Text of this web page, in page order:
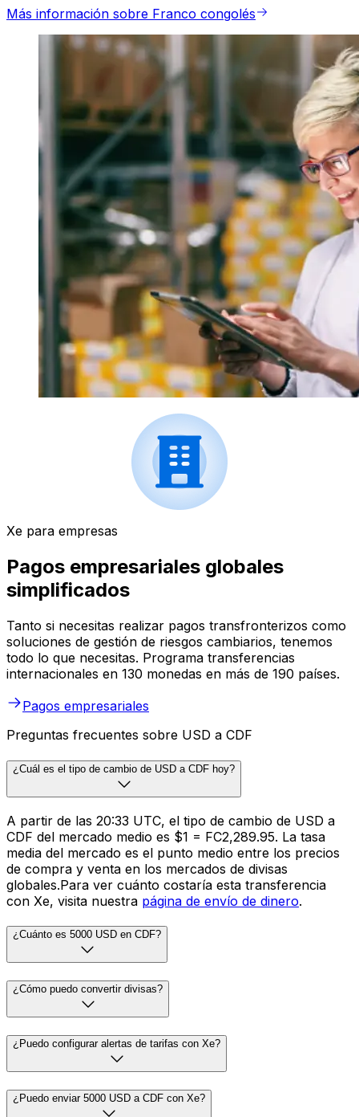
Más información sobre Franco congolés
Xe para empresas
Pagos empresariales globales
simplificados
Tanto si necesitas realizar pagos transfronterizos como
soluciones de gestión de riesgos cambiarios, tenemos
todo lo que necesitas. Programa transferencias
internacionales en 130 monedas en más de 190 países.
Pagos empresariales
Preguntas frecuentes sobre USD a CDF
¿Cuál es el tipo de cambio de USD a CDF hoy?
A partir de las 20:33 UTC, el tipo de cambio de USD a
CDF del mercado medio es $1 = FC2,289.95. La tasa
media del mercado es el punto medio entre los precios
de compra y venta en los mercados de divisas
globales.Para ver cuánto costaría esta transferencia
con Xe, visita nuestra página de envío de dinero.
¿Cuánto es 5000 USD en CDF?
¿Cómo puedo convertir divisas?
¿Puedo configurar alertas de tarifas con Xe?
¿Puedo enviar 5000 USD a CDF con Xe?